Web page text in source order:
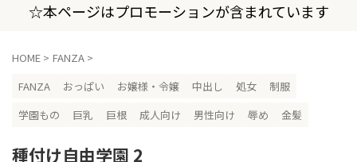
☆本ページはプロモーションが含まれています
HOME > FANZA >
FANZA
おっぱい お嬢様・令嬢 中出し 処女
制服
学園もの
巨乳 巨根 成人向け 男性向け 辱め 金髪
種付け自由学園 2